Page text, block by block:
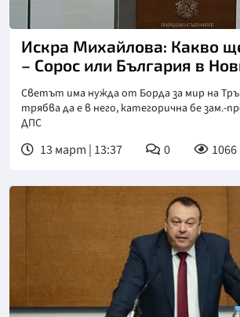
Искра Михайлова: Какво
– Сорос или България в
Светът има нужда от Борда за мир на
трябва да е в него, категорична бе зам.-
ДПС
13 март | 13:37 0 1066